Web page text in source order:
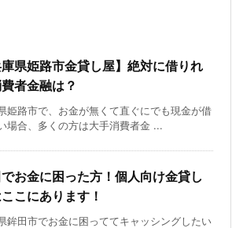
庫県姫路市金貸し屋】絶対に借りれ
者金融は？
姫路市で、お金が無くて直ぐにでも現金が借
場合、多くの方は大手消費者金 ...
お金に困った方！個人向け金貸し
こにあります！
鉾田市でお金に困っててキャッシングしたい